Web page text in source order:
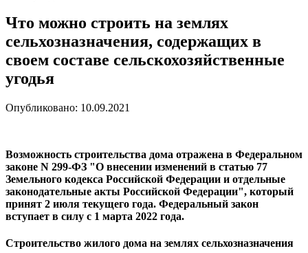
Что можно строить на землях
сельхозназначения, содержащих в
своем составе сельскохозяйственные
угодья
Опубликовано: 10.09.2021
Возможность строительства дома отражена в Федеральном
законе N 299-ФЗ "О внесении изменений в статью 77
Земельного кодекса Российской Федерации и отдельные
законодательные акты Российской Федерации", который
принят 2 июля текущего года. Федеральный закон
вступает в силу с 1 марта 2022 года.
Строительство жилого дома на землях сельхозназначения